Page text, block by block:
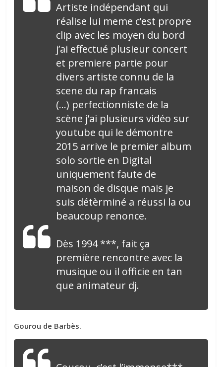
Artiste indépendant qui
réalise lui meme c’est propre
clip avec les moyen du bord
j’ai effectué plusieur concert
et premiere partie pour
divers artiste connu de la
scene du rap francais
(…) perfectionniste de la
scène j’ai plusieurs vidéo sur
youtube qui le démontre
2015 arrive le premier album
solo sortie en Digital
uniquement faute de
maison de disque mais je
suis détèrminé a réussi la ou
beaucoup renonce.
Dès 1994 ***, fait ça
première rencontre avec la
musique ou il officie en tan
que animateur dj.
Gourou de Barbès.